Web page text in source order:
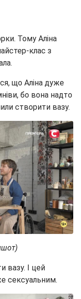
Тому Аліна
клас з
що Аліна дуже
бо вона надто
створити вазу.
вазу. І цей
сексуальним.